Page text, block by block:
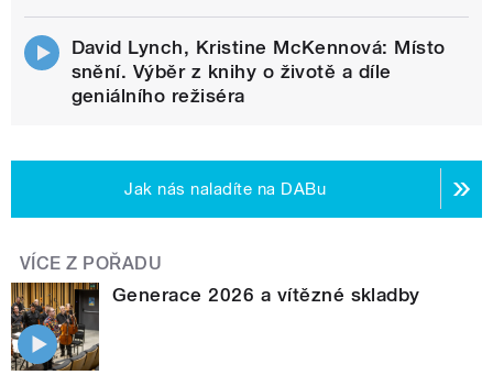
David Lynch, Kristine McKennová: Místo
snění. Výběr z knihy o životě a díle
geniálního režiséra
Jak nás naladíte na DABu
VÍCE Z POŘADU
Generace 2026 a vítězné skladby